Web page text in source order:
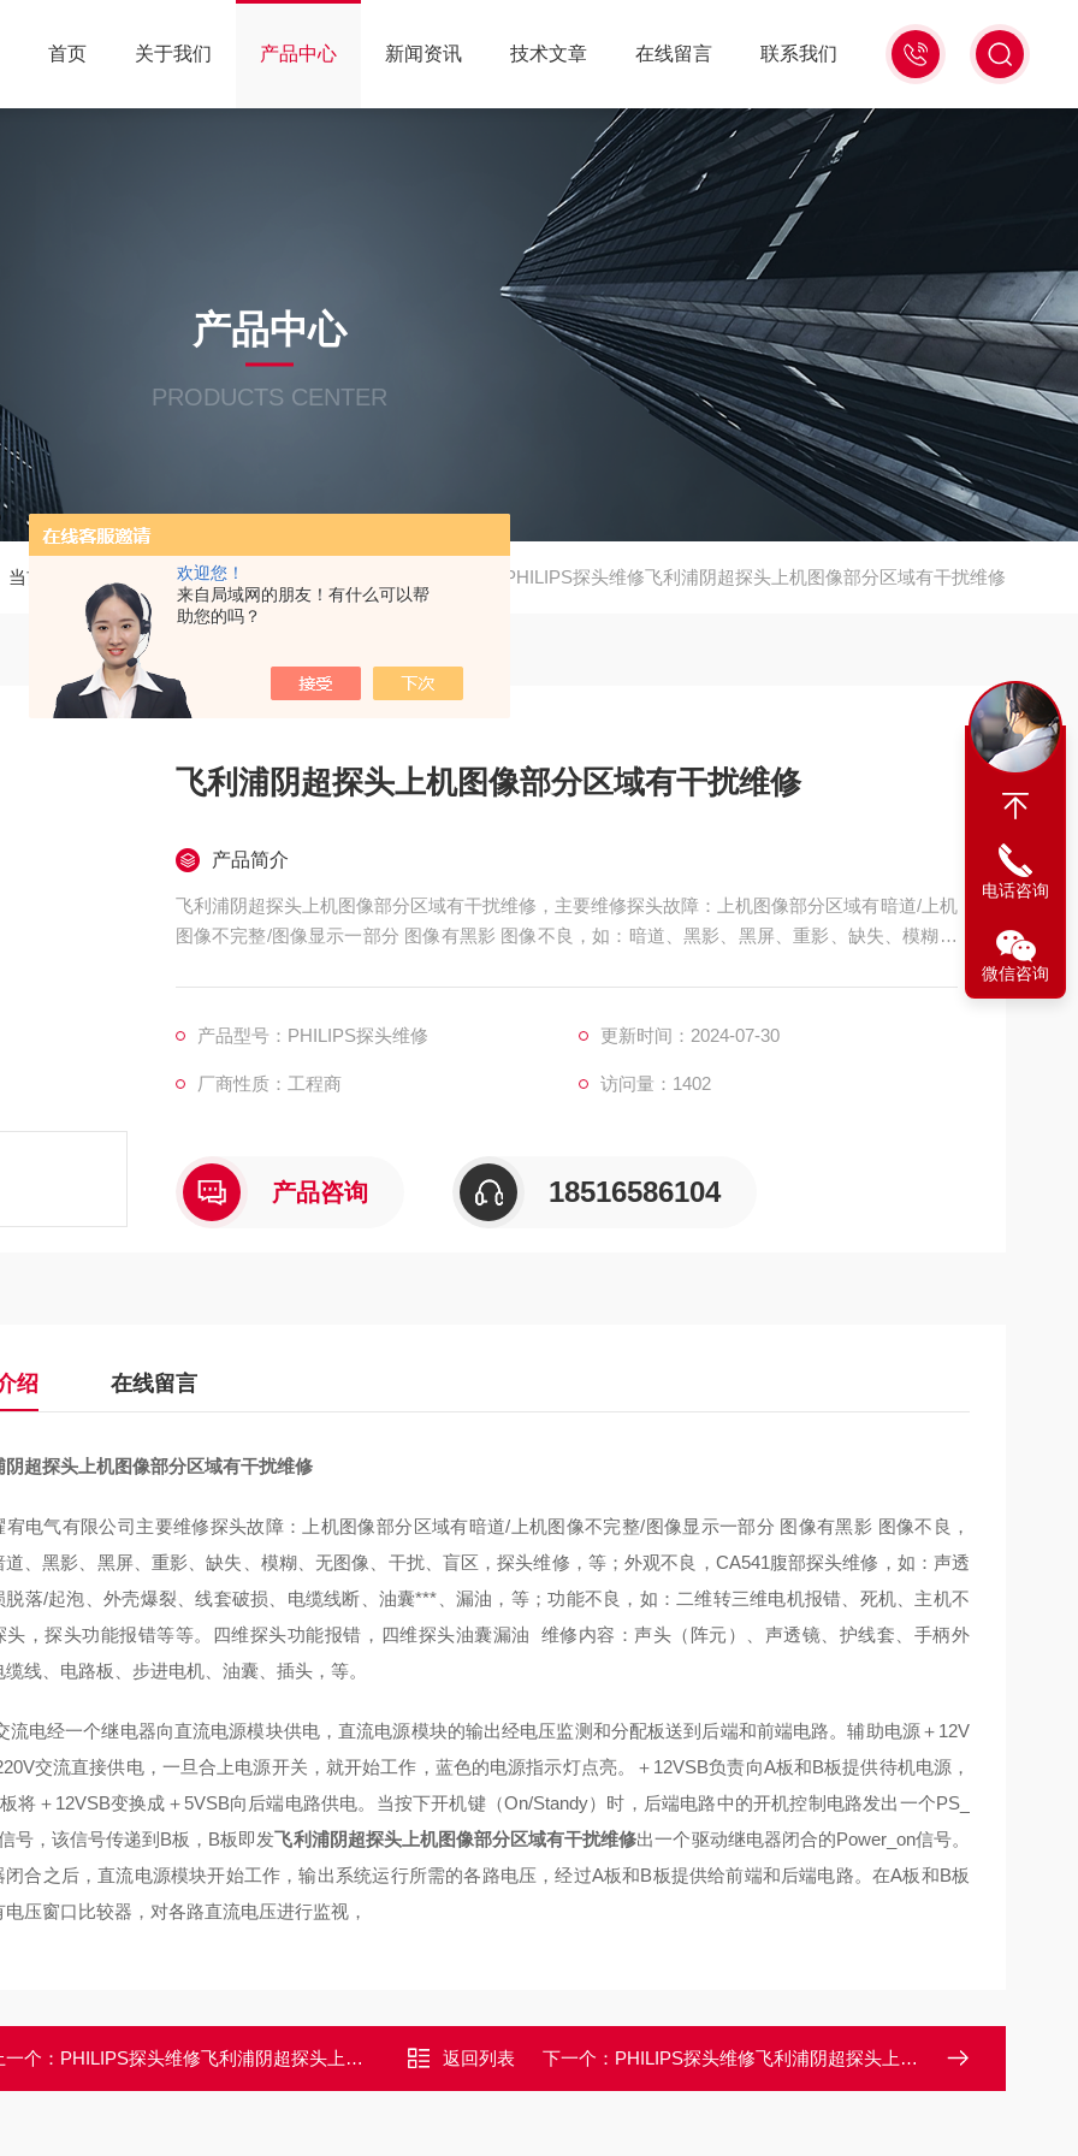
欢迎您！
来自局域网的朋友！有什么可以帮
助您的吗？
18516586104
微
首页 关于我们 产品中心 新闻资讯 技术文章 在线留言 联系我们
产品中心
PRODUCTS CENTER
当前位置： 产品中心 PHILIPS探头维修飞利浦阴超探头上机图像部分区域有干扰维修
飞利浦阴超探头上机图像部分区域有干扰维修
产品简介
飞利浦阴超探头上机图像部分区域有干扰维修，主要维修探头故障：上机图像部分区域有暗道/上机
图像不完整/图像显示一部分 图像有黑影 图像不良，如：暗道、黑影、黑屏、重影、缺失、模糊、
死机、主机不识别探头，探头功能报错等等。
产品型号：PHILIPS探头维修 更新时间：2024-07-30
厂商性质：工程商 访问量：1402
产品咨询 18516586104
绍 在线留言
阴超探头上机图像部分区域有干扰维修
宥电气有限公司主要维修探头故障：上机图像部分区域有暗道/上机图像不完整/图像显示一部分 图像有黑影 图像不良，
道、黑影、黑屏、重影、缺失、模糊、无图像、干扰、盲区，探头维修，等；外观不良，CA541腹部探头维修，如：声透
脱落/起泡、外壳爆裂、线套破损、电缆线断、油囊***、漏油，等；功能不良，如：二维转三维电机报错、死机、主机不
头，探头功能报错等等。四维探头功能报错，四维探头油囊漏油 维修内容：声头（阵元）、声透镜、护线套、手柄外
缆线、电路板、步进电机、油囊、插头，等。
流电经一个继电器向直流电源模块供电，直流电源模块的输出经电压监测和分配板送到后端和前端电路。辅助电源＋12V
交流直接供电，一旦合上电源开关，就开始工作，蓝色的电源指示灯点亮。＋12VSB负责向A板和B板提供待机电源，
将＋12VSB变换成＋5VSB向后端电路供电。 当按下开机键（On/Standy）时，后端电路中的开机控制电路发出一个PS_
号，该信号传递到B板，B板即发飞利浦阴超探头上机图像部分区域有干扰维修出一个驱动继电器闭合的Power_on信号。
闭合之后，直流电源模块开始工作，输出系统运行所需的各路电压，经过A板和B板提供给前端和后端电路。在A板和B板
电压窗口比较器，对各路直流电压进行监视，
一个： PHILIPS探头维修飞利浦阴超探头上机图像部分区域有重影维修 返回列表 下一个： PHILIPS探头维修飞利浦阴超探头上机图像部分区域有盲区维修
电话咨询
微信咨询